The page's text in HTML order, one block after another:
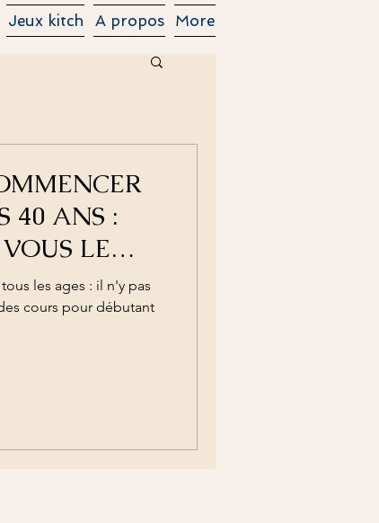
Jeux kitch A propos More
40 ANS :
LE
JAZZ!
les ages : il n'y pas
cours pour débutant